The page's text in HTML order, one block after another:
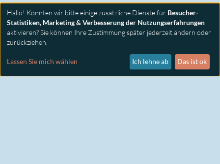
KONTAKT
Hallo! Könnten wir bitte einige zusätzliche Dienste für Besucher-
Statistiken, Marketing & Verbesserung der Nutzungserfahrungen
aktivieren? Sie können Ihre Zustimmung später jederzeit ändern oder
zurückziehen.
Lassen Sie mich wählen Ich lehne ab Das ist ok